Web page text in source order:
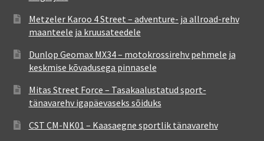
Metzeler Karoo 4 Street – adventure- ja allroad-rehv
maanteele ja kruusateedele
Dunlop Geomax MX34 – motokrossirehv pehmele ja
keskmise kõvadusega pinnasele
Mitas Street Force – Tasakaalustatud sport-
tänavarehv igapäevaseks sõiduks
CST CM-NK01 – Kaasaegne sportlik tänavarehv